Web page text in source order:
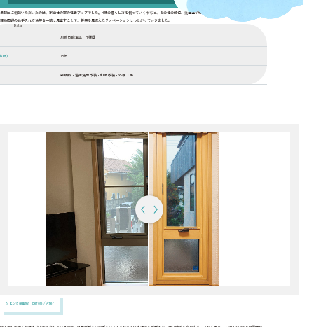
最初にご相談いただいたのは、家全体の窓の性能アップでした。H様の暮らし方を伺っていくうちに、その他の部位、洗面室や和室の使い勝手、門廻りの機能や
建物周辺のお手入れ方法等を一緒に見直すことで、将来を見据えたリノベーションにつながっていきました。
Data
川崎市麻生区 H様邸
時） 18年
窓断熱・浴室洗面改装・和室改装・外構工事
リビング窓断熱 Before / After